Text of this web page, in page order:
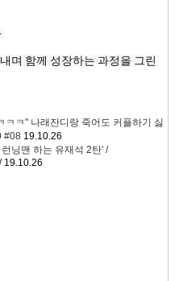
며 함께 성장하는 과정을 그린
ㅋㅋ" 나래잔디랑 죽어도 커플하기 싫
#08 19.10.26
닝맨 하는 유재석 2탄' /
19.10.26